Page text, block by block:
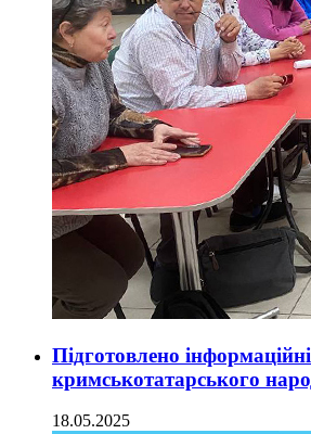
Підготовлено
кримськотатарського
18.05.2025